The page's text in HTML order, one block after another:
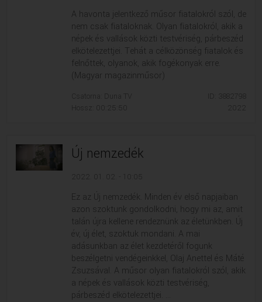
A havonta jelentkező műsor fiatalokról szól, de
nem csak fiataloknak. Olyan fiatalokról, akik a
népek és vallások közti testvériség, párbeszéd
elkötelezettjei. Tehát a célközönség fiatalok és
felnőttek, olyanok, akik fogékonyak erre.
(Magyar magazinműsor)
Csatorna: Duna TV
Hossz: 00:25:50
ID: 3882798
Új nemzedék
Ez az Új nemzedék. Minden év első napjaiban
azon szoktunk gondolkodni, hogy mi az, amit
talán újra kellene rendeznünk az életünkben. Új
év, új élet, szoktuk mondani. A mai
adásunkban az élet kezdetéről fogunk
beszélgetni vendégeinkkel, Olaj Anettel és Máté
Zsuzsával. A műsor olyan fiatalokról szól, akik
a népek és vallások közti testvériség,
párbeszéd elkötelezettjei. ...